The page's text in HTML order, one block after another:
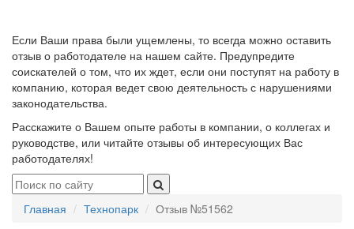
Если Ваши права были ущемлены, то всегда можно оставить
отзыв о работодателе на нашем сайте. Предупредите
соискателей о том, что их ждет, если они поступят на работу в
компанию, которая ведет свою деятельность с нарушениями
законодательства.
Расскажите о Вашем опыте работы в компании, о коллегах и
руководстве, или читайте отзывы об интересующих Вас
работодателях!
Главная Технопарк Отзыв №51562